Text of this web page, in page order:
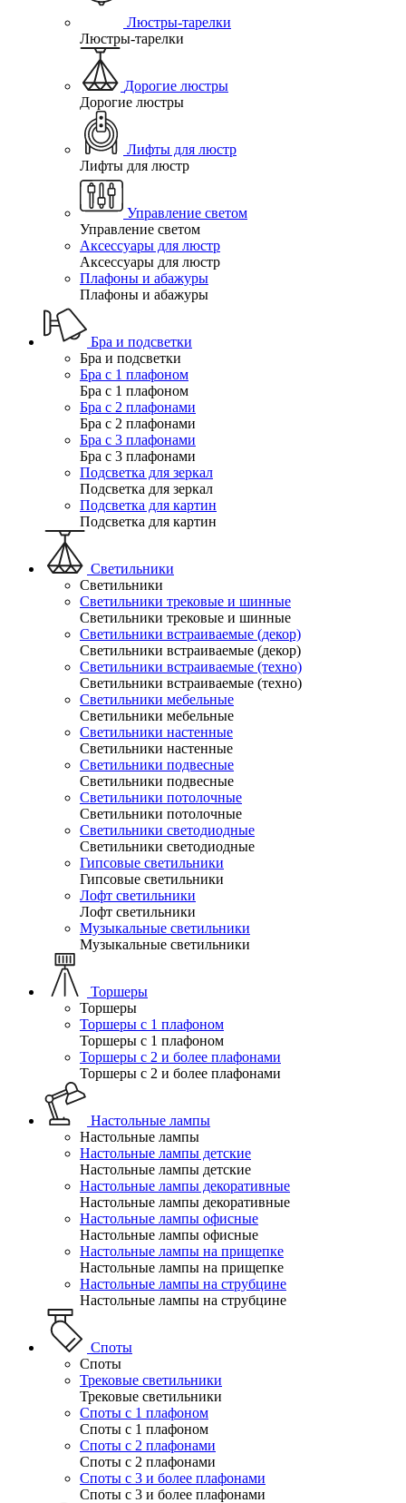
Люстры-тарелки
Люстры-тарелки
Дорогие люстры
Дорогие люстры
Лифты для люстр
Лифты для люстр
Управление светом
Управление светом
Аксессуары для люстр
Аксессуары для люстр
Плафоны и абажуры
Плафоны и абажуры
Бра и подсветки
Бра и подсветки
Бра с 1 плафоном
Бра с 1 плафоном
Бра с 2 плафонами
Бра с 2 плафонами
Бра с 3 плафонами
Бра с 3 плафонами
Подсветка для зеркал
Подсветка для зеркал
Подсветка для картин
Подсветка для картин
Светильники
Светильники
Светильники трековые и шинные
Светильники трековые и шинные
Светильники встраиваемые (декор)
Светильники встраиваемые (декор)
Светильники встраиваемые (техно)
Светильники встраиваемые (техно)
Светильники мебельные
Светильники мебельные
Светильники настенные
Светильники настенные
Светильники подвесные
Светильники подвесные
Светильники потолочные
Светильники потолочные
Светильники светодиодные
Светильники светодиодные
Гипсовые светильники
Гипсовые светильники
Лофт светильники
Лофт светильники
Музыкальные светильники
Музыкальные светильники
Торшеры
Торшеры
Торшеры с 1 плафоном
Торшеры с 1 плафоном
Торшеры с 2 и более плафонами
Торшеры с 2 и более плафонами
Настольные лампы
Настольные лампы
Настольные лампы детские
Настольные лампы детские
Настольные лампы декоративные
Настольные лампы декоративные
Настольные лампы офисные
Настольные лампы офисные
Настольные лампы на прищепке
Настольные лампы на прищепке
Настольные лампы на струбцине
Настольные лампы на струбцине
Споты
Споты
Трековые светильники
Трековые светильники
Споты с 1 плафоном
Споты с 1 плафоном
Споты с 2 плафонами
Споты с 2 плафонами
Споты с 3 и более плафонами
Споты с 3 и более плафонами